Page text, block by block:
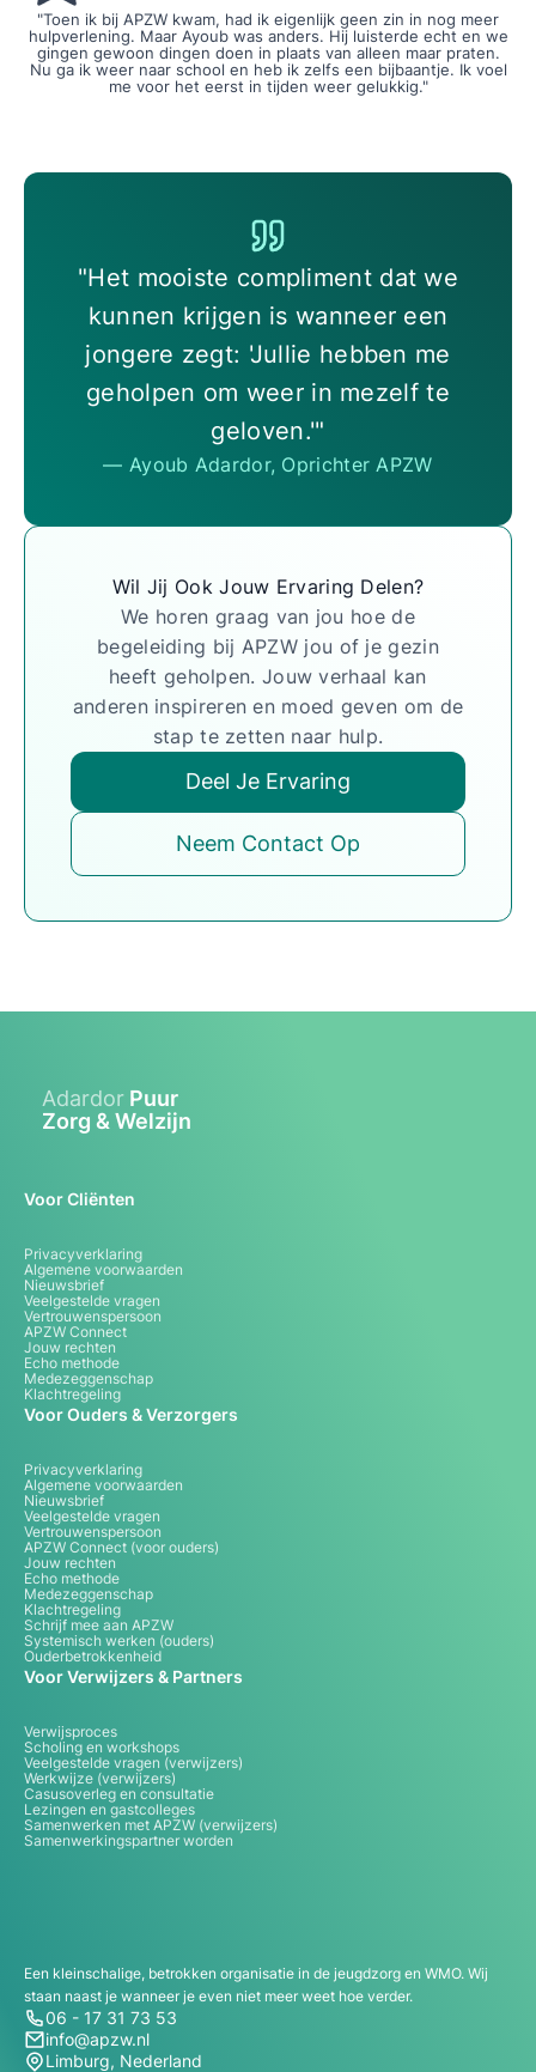
"Toen ik bij APZW kwam, had ik eigenlijk geen zin in nog meer
hulpverlening. Maar Ayoub was anders. Hij luisterde echt en we
gingen gewoon dingen doen in plaats van alleen maar praten.
Nu ga ik weer naar school en heb ik zelfs een bijbaantje. Ik voel
me voor het eerst in tijden weer gelukkig."
"Het mooiste compliment dat we
kunnen krijgen is wanneer een
jongere zegt: 'Jullie hebben me
geholpen om weer in mezelf te
geloven.'"
— Ayoub Adardor, Oprichter APZW
Wil Jij Ook Jouw Ervaring Delen?
We horen graag van jou hoe de
begeleiding bij APZW jou of je gezin
heeft geholpen. Jouw verhaal kan
anderen inspireren en moed geven om de
stap te zetten naar hulp.
Deel Je Ervaring
Neem Contact Op
Adardor Puur
Zorg & Welzijn
Voor Cliënten
Privacyverklaring
Algemene voorwaarden
Nieuwsbrief
Veelgestelde vragen
Vertrouwenspersoon
APZW Connect
Jouw rechten
Echo methode
Medezeggenschap
Klachtregeling
Voor Ouders & Verzorgers
Privacyverklaring
Algemene voorwaarden
Nieuwsbrief
Veelgestelde vragen
Vertrouwenspersoon
APZW Connect (voor ouders)
Jouw rechten
Echo methode
Medezeggenschap
Klachtregeling
Schrijf mee aan APZW
Systemisch werken (ouders)
Ouderbetrokkenheid
Voor Verwijzers & Partners
Verwijsproces
Scholing en workshops
Veelgestelde vragen (verwijzers)
Werkwijze (verwijzers)
Casusoverleg en consultatie
Lezingen en gastcolleges
Samenwerken met APZW (verwijzers)
Samenwerkingspartner worden
Een kleinschalige, betrokken organisatie in de jeugdzorg en WMO. Wij
staan naast je wanneer je even niet meer weet hoe verder.
06 - 17 31 73 53
info@apzw.nl
Limburg, Nederland